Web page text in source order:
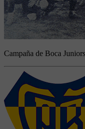
Campaña de Boca